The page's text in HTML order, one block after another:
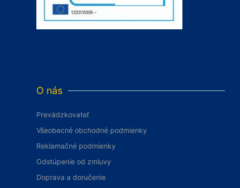
O nás
Prevádzkovateľ
Všeobecné obchodné podmienky
Reklamačné podmienky
Odstúpenie od zmluvy
Doprava a doručenie